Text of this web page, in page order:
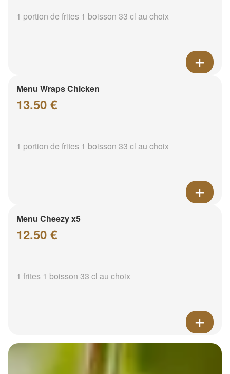
1 portion de frites 1 boisson 33 cl au choix
Menu Wraps Chicken
13.50 €
1 portion de frites 1 boisson 33 cl au choix
Menu Cheezy x5
12.50 €
1 frites 1 boisson 33 cl au choix